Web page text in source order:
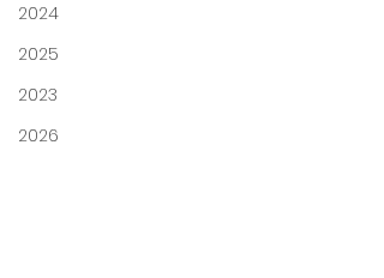
2024
2025
2023
2026